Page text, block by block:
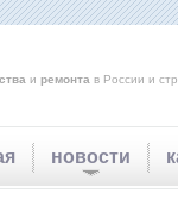
и ремонта в России и
новости